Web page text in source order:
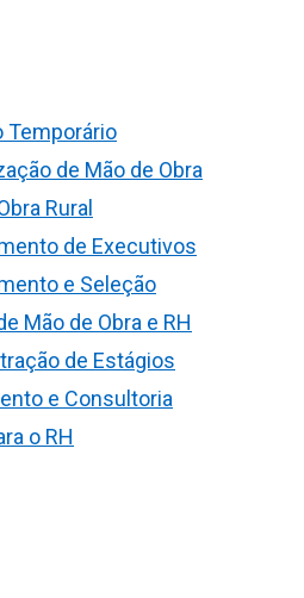
Temporário
de Mão de Obra
Rural
de Executivos
e Seleção
Mão de Obra e RH
de Estágios
e Consultoria
o RH